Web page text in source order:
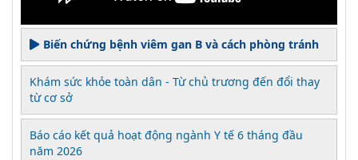
Biến chứng bệnh viêm gan B và cách phòng tránh
Khám sức khỏe toàn dân - Từ chủ trương đến đổi thay
từ cơ sở
Báo cáo kết quả hoạt động ngành Y tế 6 tháng đầu
năm 2026